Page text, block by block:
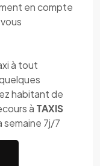
en compte
à tout
habitant de
à TAXIS
7j/7